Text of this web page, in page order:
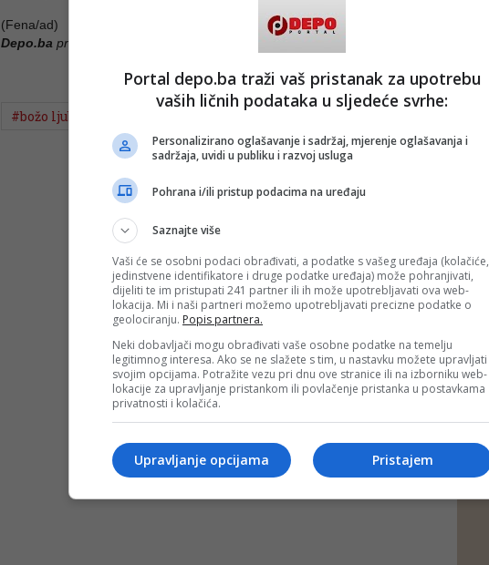
(Fena/ad)
Depo.ba pratite putem društvenih mreža
#božo ljubić #HNS
Portal depo.ba traži vaš pristanak za upotrebu
vaših ličnih podataka u sljedeće svrhe:
Personalizirano oglašavanje i sadržaj, mjerenje oglašavanja i
sadržaja, uvidi u publiku i razvoj usluga
Pohrana i/ili pristup podacima na uređaju
Saznajte više
Vaši će se osobni podaci obrađivati, a podatke s vašeg uređaja (kolačiće,
jedinstvene identifikatore i druge podatke uređaja) može pohranjivati,
dijeliti te im pristupati 241 partner ili ih može upotrebljavati ova web-
lokacija. Mi i naši partneri možemo upotrebljavati precizne podatke o
geolociranju. Popis partnera.
Neki dobavljači mogu obrađivati vaše osobne podatke na temelju
legitimnog interesa. Ako se ne slažete s tim, u nastavku možete upravljati
svojim opcijama. Potražite vezu pri dnu ove stranice ili na izborniku web-
lokacije za upravljanje pristankom ili povlačenje pristanka u postavkama
privatnosti i kolačića.
Pristajem
Upravljanje opcijama